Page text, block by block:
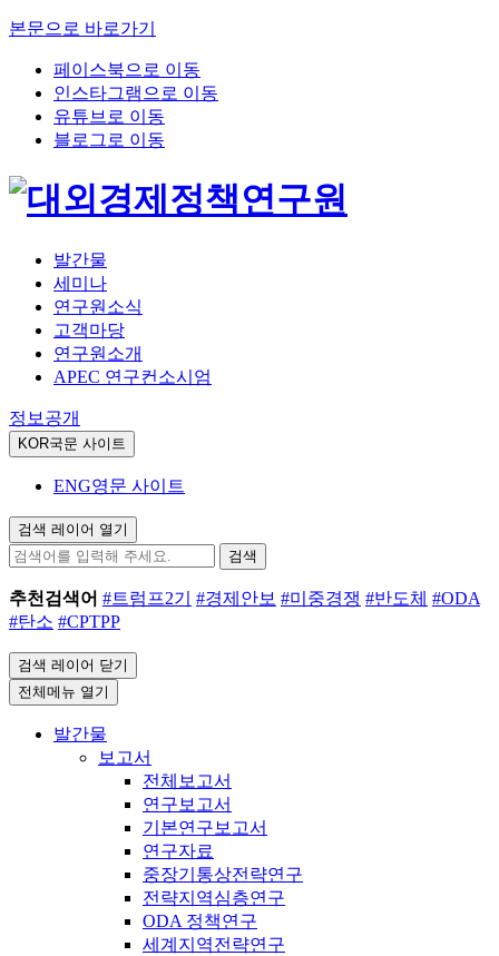
본문으로 바로가기
페이스북으로 이동
인스타그램으로 이동
유튜브로 이동
블로그로 이동
발간물
세미나
연구원소식
고객마당
연구원소개
APEC 연구컨소시엄
정보공개
KOR국문 사이트
ENG영문 사이트
검색 레이어 열기
검색
추천검색어 #트럼프2기 #경제안보 #미중경쟁 #반도체 #ODA
#탄소 #CPTPP
검색 레이어 닫기
전체메뉴 열기
발간물
보고서
전체보고서
연구보고서
기본연구보고서
연구자료
중장기통상전략연구
전략지역심층연구
ODA 정책연구
세계지역전략연구